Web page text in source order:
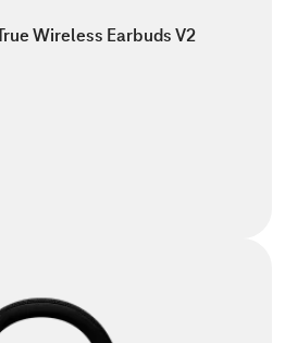
Wireless Earbuds V2